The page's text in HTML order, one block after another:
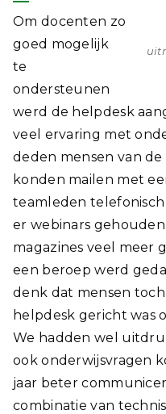
Om docenten zo
goed mogelijk
te
ondersteunen
werd de helpdesk
veel ervaring met
deden mensen van
konden mailen met
teamleden
er webinars
magazines veel meer
een beroep werd
denk dat mensen
helpdesk gericht was
We hadden wel
ook onderwijsvragen
jaar beter
combinatie van